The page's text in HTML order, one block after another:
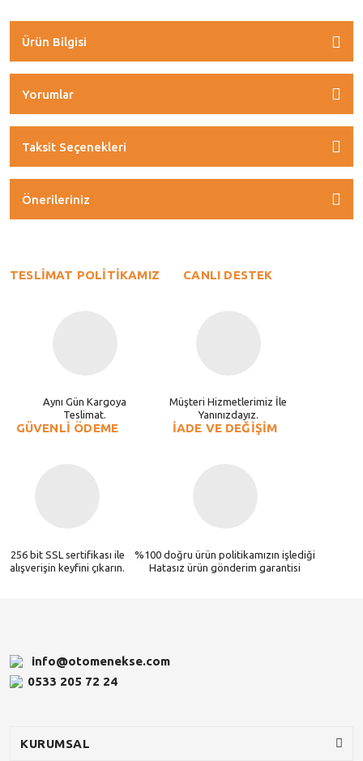
Ürün Bilgisi
Yorumlar
Taksit Seçenekleri
Önerileriniz
TESLİMAT POLİTİKAMIZ
Aynı Gün Kargoya
Teslimat.
CANLI DESTEK
Müşteri Hizmetlerimiz İle
Yanınızdayız.
GÜVENLİ ÖDEME
256 bit SSL sertifikası ile
alışverişin keyfini çıkarın.
İADE VE DEĞİŞİM
%100 doğru ürün politikamızın işlediği
Hatasız ürün gönderim garantisi
info@otomenekse.com
0533 205 72 24
KURUMSAL